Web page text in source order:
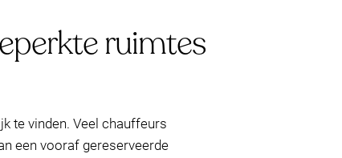
ruimtes
te vinden. Veel chauffeurs
een vooraf gereserveerde